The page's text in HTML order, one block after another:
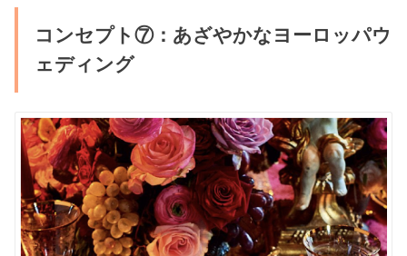
コンセプト⑦：あざやかなヨーロッパウ
ェディング